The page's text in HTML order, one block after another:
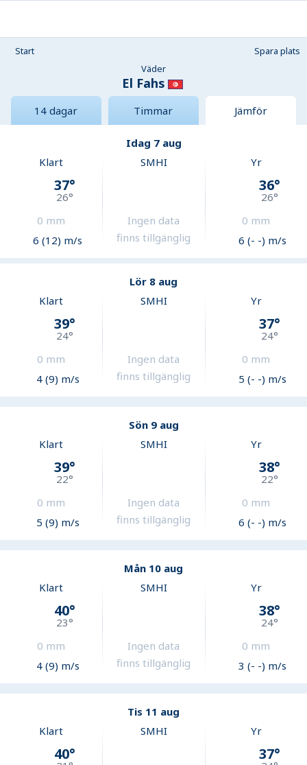
Start
Spara plats
Väder
El Fahs
14 dagar Timmar Jämför
Idag 7 aug
Klart
37°
26°
0 mm
6 (12) m/s
SMHI
Ingen data
finns tillgänglig
Yr
36°
26°
0 mm
6 (- -) m/s
Lör 8 aug
Klart
39°
24°
0 mm
4 (9) m/s
SMHI
Ingen data
finns tillgänglig
Yr
37°
24°
0 mm
5 (- -) m/s
Sön 9 aug
Klart
39°
22°
0 mm
5 (9) m/s
SMHI
Ingen data
finns tillgänglig
Yr
38°
22°
0 mm
6 (- -) m/s
Mån 10 aug
Klart
40°
23°
0 mm
4 (9) m/s
SMHI
Ingen data
finns tillgänglig
Yr
38°
24°
0 mm
3 (- -) m/s
Tis 11 aug
Klart
40°
SMHI Yr
37°